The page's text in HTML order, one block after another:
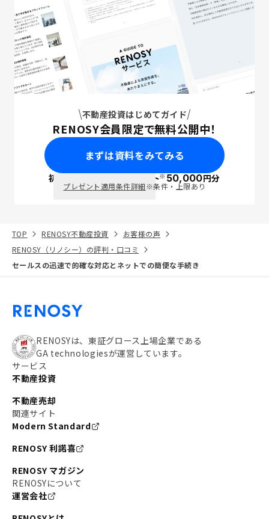
不動産投資はじめてガイド
RENOSY会員限定で無料公開中！
まずは資料をみてみる
初回面談で ポイント※50,000円分
プレゼント適用条件詳細※条件・上限あり
TOP RENOSY不動産投資
お客様の声
RENOSY（リノシー）の評判・口コミ
セールスの迅速で的確な対応とネットでの簡便な手続き
RENOSYは、東証グロース上場企業である
GA technologiesが運営しています。
サービス
不動産投資
不動産売却
関連サイト
Modern Standard
RENOSY 利諾喜
RENOSY マガジン
RENOSYについて
運営会社